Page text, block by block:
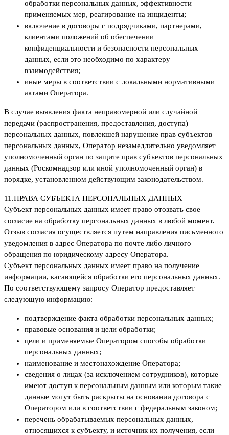
обработки персональных данных, эффективности
применяемых мер, реагирование на инциденты;
включение в договоры с подрядчиками, партнерами,
клиентами положений об обеспечении
конфиденциальности и безопасности персональных
данных, если это необходимо по характеру
взаимодействия;
иные меры в соответствии с локальными нормативными
актами Оператора.
В случае выявления факта неправомерной или случайной
передачи (распространения, предоставления, доступа)
персональных данных, повлекшей нарушение прав субъектов
персональных данных, Оператор незамедлительно уведомляет
уполномоченный орган по защите прав субъектов персональных
данных (Роскомнадзор или иной уполномоченный орган) в
порядке, установленном действующим законодательством.
11.ПРАВА СУБЪЕКТА ПЕРСОНАЛЬНЫХ ДАННЫХ
Субъект персональных данных имеет право отозвать свое
согласие на обработку персональных данных в любой момент.
Отзыв согласия осуществляется путем направления письменного
уведомления в адрес Оператора по почте либо личного
обращения по юридическому адресу Оператора.
Субъект персональных данных имеет право на получение
информации, касающейся обработки его персональных данных.
По соответствующему запросу Оператор предоставляет
следующую информацию:
подтверждение факта обработки персональных данных;
правовые основания и цели обработки;
цели и применяемые Оператором способы обработки
персональных данных;
наименование и местонахождение Оператора;
сведения о лицах (за исключением сотрудников), которые
имеют доступ к персональным данным или которым такие
данные могут быть раскрыты на основании договора с
Оператором или в соответствии с федеральным законом;
перечень обрабатываемых персональных данных,
относящихся к субъекту, и источник их получения, если